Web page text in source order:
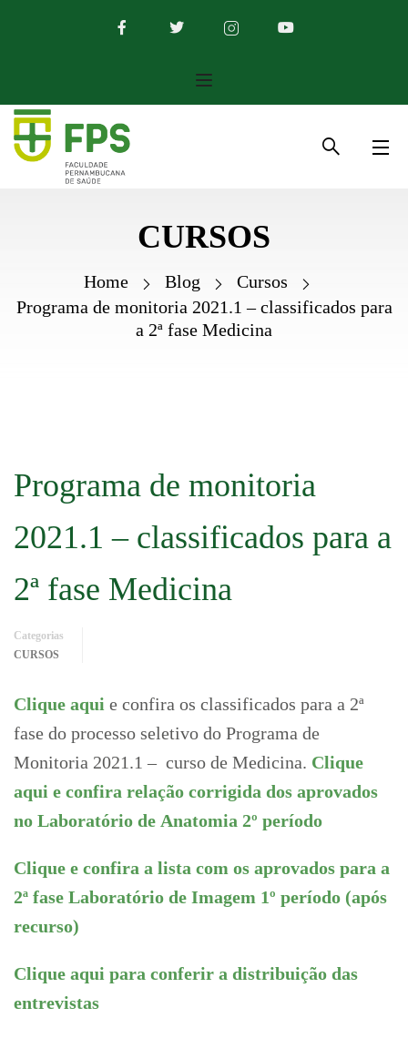
CURSOS
Home Blog
Cursos
Programa de monitoria 2021.1 – classificados para
a 2ª fase Medicina
Programa de monitoria
2021.1 – classificados para a
2ª fase Medicina
Categorias
CURSOS
Clique aqui e confira os classificados para a 2ª
fase do processo seletivo do Programa de
Monitoria 2021.1 – curso de Medicina. Clique
aqui e confira relação corrigida dos aprovados
no Laboratório de Anatomia 2º período
Clique e confira a lista com os aprovados para a
2ª fase Laboratório de Imagem 1º período (após
recurso)
Clique aqui para conferir a distribuição das
entrevistas